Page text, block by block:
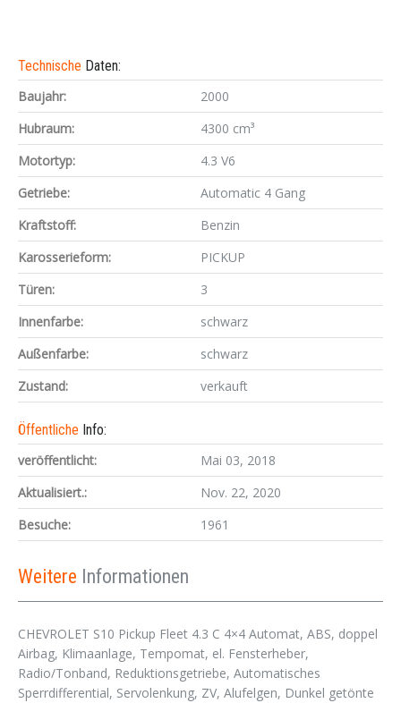
Technische Daten:
Baujahr:
2000
Hubraum:
4300 cm³
Motortyp:
4.3 V6
Getriebe:
Automatic 4 Gang
Kraftstoff:
Benzin
Karosserieform:
PICKUP
Türen:
3
Innenfarbe:
schwarz
Außenfarbe:
schwarz
Zustand:
verkauft
Öffentliche Info:
veröffentlicht:
Mai 03, 2018
Aktualisiert.:
Nov. 22, 2020
Besuche:
1961
Weitere Informationen
CHEVROLET S10 Pickup Fleet 4.3 C 4×4 Automat, ABS, doppel
Airbag, Klimaanlage, Tempomat, el. Fensterheber,
Radio/Tonband, Reduktionsgetriebe, Automatisches
Sperrdifferential, Servolenkung, ZV, Alufelgen, Dunkel getönte